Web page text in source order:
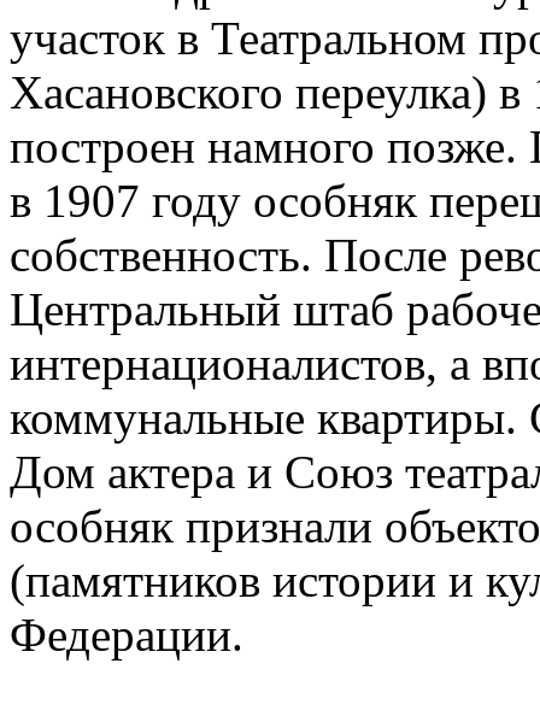
участок в Театральном
Хасановского переулка)
построен намного
в 1907 году особняк
собственность. После
Центральный штаб
интернационалистов, а
коммунальные квартиры.
Дом актера и Союз
особняк признали
(памятников истории и
Федерации.